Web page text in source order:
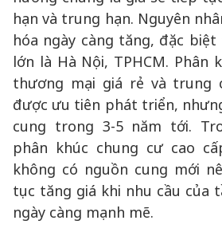
hạn và trung hạn. Nguyên
hóa ngày càng tăng, đặc
lớn là Hà Nội, TPHCM. Phân
thương mại giá rẻ và trung
được ưu tiên phát triển,
cung trong 3-5 năm tới.
phân khúc chung cư cao
không có nguồn cung mới
tục tăng giá khi nhu cầu của
ngày càng mạnh mẽ.